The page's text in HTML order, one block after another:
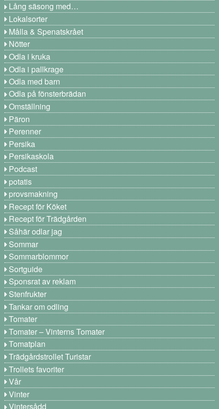
Lång säsong med…
Lokalsorter
Målla & Spenatskrået
Nötter
Odla i kruka
Odla i pallkrage
Odla med barn
Odla på fönsterbrädan
Omställning
Päron
Perenner
Persika
Persikaskola
Podcast
potatis
provsmakning
Recept för Köket
Recept för Trädgården
Såhär odlar jag
Sommar
Sommarblommor
Sortguide
Sponsrat av reklam
Stenfrukter
Tankar om odling
Tomater
Tomater – Vinterns Tomater
Tomatplan
Trädgårdstrollet Turistar
Trollets favoriter
Vår
Vinter
Vintersådd